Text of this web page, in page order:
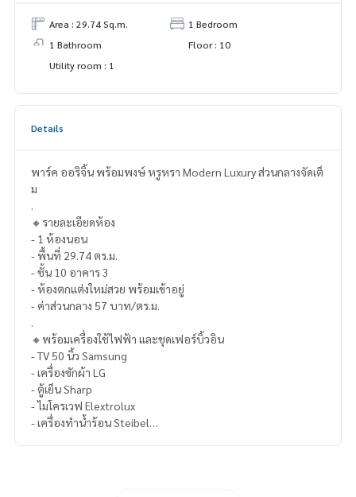
Area : 29.74 Sq.m.
1 Bedroom
1 Bathroom
Floor : 10
Utility room : 1
Details
พาร์ค ออริจิ้น พร้อมพงษ์ หรูหรา Modern Luxury ส่วนกลางจัดเต็
ม
.
🔸รายละเอียดห้อง
- 1 ห้องนอน
- พื้นที่ 29.74 ตร.ม.
- ชั้น 10 อาคาร 3
- ห้องตกแต่งใหม่สวย พร้อมเข้าอยู่
- ค่าส่วนกลาง 57 บาท/ตร.ม.
.
🔸พร้อมเครื่องใช้ไฟฟ้า และชุดเฟอร์บิ้วอิน
- TV 50 นิ้ว Samsung
- เครื่องซักผ้า LG
- ตู้เย็น Sharp
- ไมโครเวฟ Elextrolux
- เครื่องทำน้ำร้อน Steibel